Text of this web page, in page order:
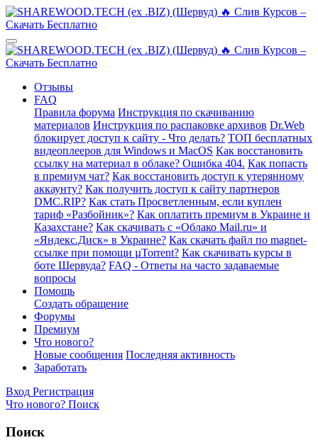
Отзывы
FAQ
Правила форума Инструкция по скачиванию
материалов Инструкция по распаковке архивов Dr.Web
блокирует доступ к сайту - Что делать? ТОП бесплатных
видеоплееров для Windows и MacOS Как восстановить
ссылку на материал в облаке? Ошибка 404. Как попасть
в премиум чат? Как восстановить доступ к утерянному
аккаунту? Как получить доступ к сайту партнеров
DMC.RIP? Как стать Просветленным, если куплен
тариф «Разбойник»? Как оплатить премиум в Украине и
Казахстане? Как скачивать с «Облако Mail.ru» и
«Яндекс.Диск» в Украине? Как скачать файл по magnet-
ссылке при помощи µTorrent? Как скачивать курсы в
боте Шервуда? FAQ - Ответы на часто задаваемые
вопросы
Помощь
Создать обращение
Форумы
Премиум
Что нового?
Новые сообщения Последняя активность
Заработать
Вход Регистрация
Что нового? Поиск
Поиск